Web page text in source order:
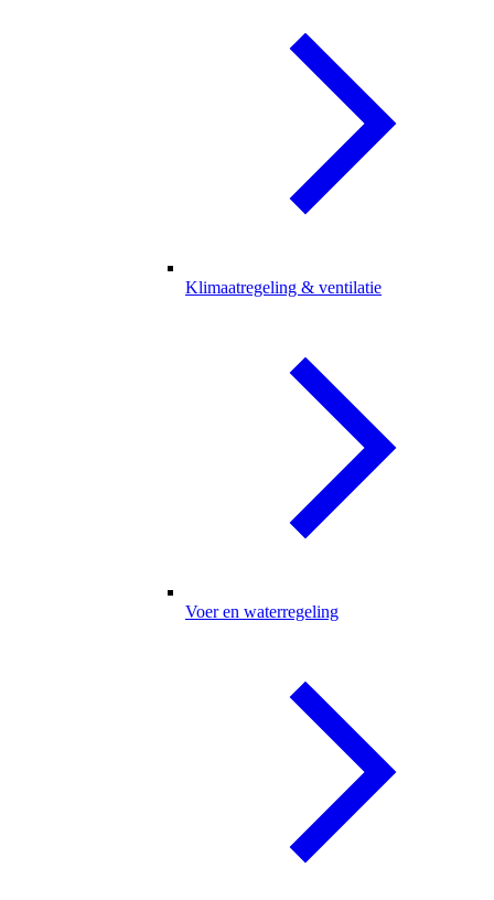
Klimaatregeling & ventilatie
Voer en waterregeling